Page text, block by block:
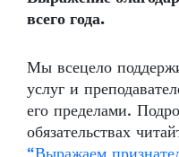
всего года.
Мы всецело
услуг и
его пределами.
обязательствах